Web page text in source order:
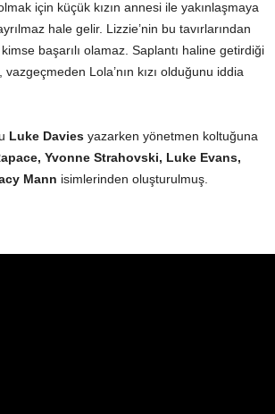
için küçük kızın annesi ile yakınlaşmaya
hale gelir. Lizzie’nin bu tavırlarından
başarılı olamaz. Saplantı haline getirdiği
Lola’nın kızı olduğunu iddia
Luke Daviesyazarken yönetmen koltuğuna
Yvonne Strahovski, Luke Evans,
Mann isimlerinden oluşturulmuş.